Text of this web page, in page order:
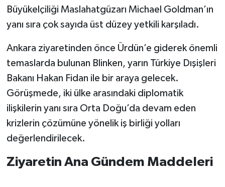
Büyükelçiliği Maslahatgüzarı Michael Goldman’ın
yanı sıra çok sayıda üst düzey yetkili karşıladı.
Ankara ziyaretinden önce Ürdün’e giderek önemli
temaslarda bulunan Blinken, yarın Türkiye Dışişleri
Bakanı Hakan Fidan ile bir araya gelecek.
Görüşmede, iki ülke arasındaki diplomatik
ilişkilerin yanı sıra Orta Doğu’da devam eden
krizlerin çözümüne yönelik iş birliği yolları
değerlendirilecek.
Ziyaretin Ana Gündem Maddeleri